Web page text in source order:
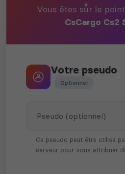
Vous êtes sur le
CsCargo Cs2
Votre pseudo
Optionnel
Ce pseudo peut être utilisé
serveur pour vous attribuer